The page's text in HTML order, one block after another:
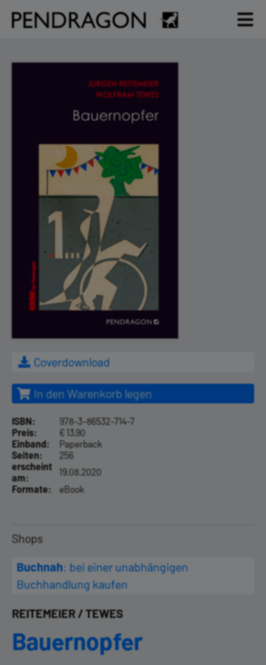
Coverdownload
In den Warenkorb legen
ISBN:
978-3-86532-714-7
Preis:
€ 13,90
Einband:
Paperback
Seiten:
256
erscheint
am:
19.08.2020
Formate:
eBook
Shops
Buchnah: bei einer unabhängigen
Buchhandlung kaufen
Bauernopfer
REITEMEIER / TEWES